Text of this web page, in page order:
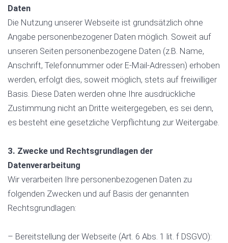
Daten
Die Nutzung unserer Webseite ist grundsätzlich ohne
Angabe personenbezogener Daten möglich. Soweit auf
unseren Seiten personenbezogene Daten (z.B. Name,
Anschrift, Telefonnummer oder E-Mail-Adressen) erhoben
werden, erfolgt dies, soweit möglich, stets auf freiwilliger
Basis. Diese Daten werden ohne Ihre ausdrückliche
Zustimmung nicht an Dritte weitergegeben, es sei denn,
es besteht eine gesetzliche Verpflichtung zur Weitergabe.
3. Zwecke und Rechtsgrundlagen der
Datenverarbeitung
Wir verarbeiten Ihre personenbezogenen Daten zu
folgenden Zwecken und auf Basis der genannten
Rechtsgrundlagen:
– Bereitstellung der Webseite (Art. 6 Abs. 1 lit. f DSGVO):